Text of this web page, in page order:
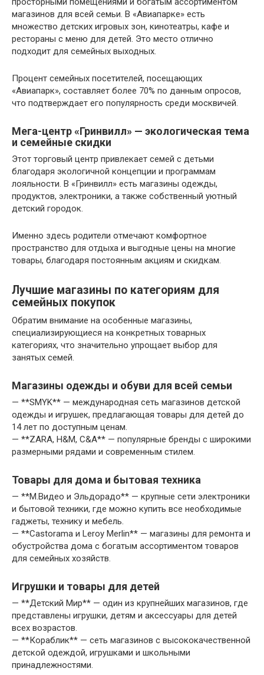
магазинов для всей семьи. В «Авиапарке» есть
множество детских игровых зон, кинотеатры, кафе и
рестораны с меню для детей. Это место отлично
подходит для семейных выходных.
Процент семейных посетителей, посещающих
«Авиапарк», составляет более 70% по данным опросов,
что подтверждает его популярность среди москвичей.
Мега-центр «Гринвилл» — экологическая тема
и семейные скидки
Этот торговый центр привлекает семей с детьми
благодаря экологичной концепции и программам
лояльности. В «Гринвилл» есть магазины одежды,
продуктов, электроники, а также собственный уютный
детский городок.
Именно здесь родители отмечают комфортное
пространство для отдыха и выгодные цены на многие
товары, благодаря постоянным акциям и скидкам.
Лучшие магазины по категориям для
семейных покупок
Обратим внимание на особенные магазины,
специализирующиеся на конкретных товарных
категориях, что значительно упрощает выбор для
занятых семей.
Магазины одежды и обуви для всей семьи
— **SMYK** — международная сеть магазинов детской
одежды и игрушек, предлагающая товары для детей до
14 лет по доступным ценам.
— **ZARA, H&M, C&A** — популярные бренды с широкими
размерными рядами и современным стилем.
Товары для дома и бытовая техника
— **М.Видео и Эльдорадо** — крупные сети электроники
и бытовой техники, где можно купить все необходимые
гаджеты, технику и мебель.
— **Castorama и Leroy Merlin** — магазины для ремонта и
обустройства дома с богатым ассортиментом товаров
для семейных хозяйств.
Игрушки и товары для детей
— **Детский Мир** — один из крупнейших магазинов, где
представлены игрушки, детям и аксессуары для детей
всех возрастов.
— **Кораблик** — сеть магазинов с высококачественной
детской одеждой, игрушками и школьными
принадлежностями.